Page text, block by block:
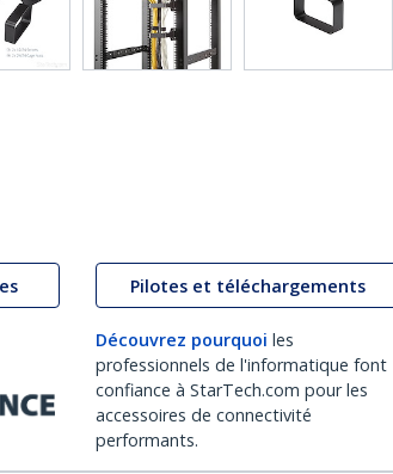
Pilotes et téléchargements
Découvrez pourquoi les
professionnels de l'informatique font
confiance à StarTech.com pour les
accessoires de connectivité
performants.